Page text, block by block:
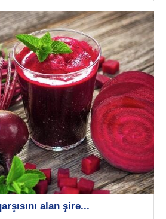
alan şirə...